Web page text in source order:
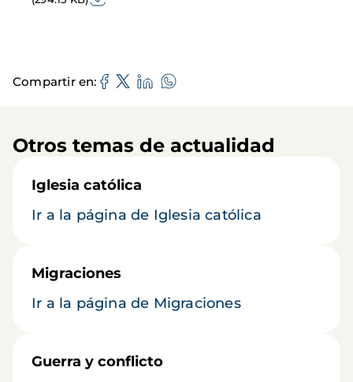
Compartir en
Otros temas de actualidad
Iglesia católica
Ir a la página de Iglesia católica
Migraciones
Ir a la página de Migraciones
Guerra y conflicto